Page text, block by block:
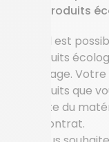
produits
Oui, il est
produits
ménage.
produits que
la liste du
du contrat.